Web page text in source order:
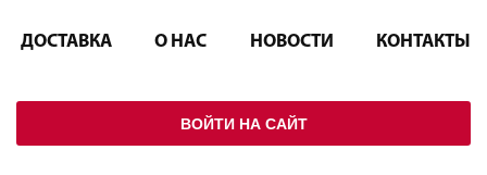
ДОСТАВКА О НАС НОВОСТИ КОНТАКТЫ
ВОЙТИ НА САЙТ